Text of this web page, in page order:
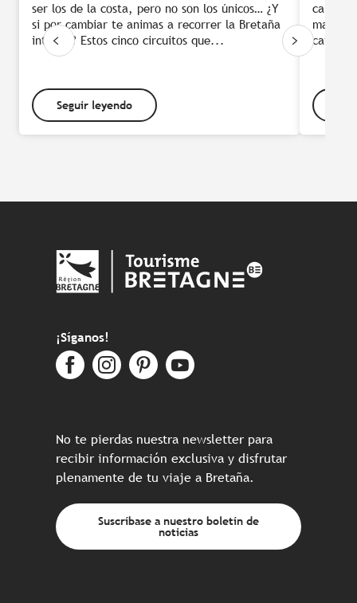
ser los de la costa, pero no son los únicos… ¿Y
si por cambiar te animas a recorrer la Bretaña
interior? Estos cinco circuitos que...
Seguir leyendo
camino
mar…
¡Síganos!
No te pierdas nuestra newsletter para
recibir información exclusiva y disfrutar
plenamente de tu viaje a Bretaña.
Suscríbase a nuestro boletín de
noticias